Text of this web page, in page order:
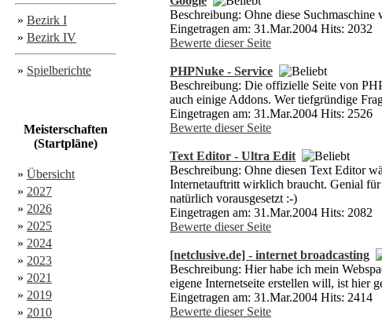
» Bezirk I
» Bezirk IV
» Spielberichte
Meisterschaften
(Startpläne)
» Übersicht
» 2027
» 2026
» 2025
» 2024
» 2023
» 2021
» 2019
» 2010
Beschreibung: Ohne diese
Eingetragen am: 31.Mar.2004 Hits: 2032
Bewerte dieser Seite
PHPNuke - Service
Beschreibung: Die offizielle Seite von
auch einige Addons. Wer tiefgründige
Eingetragen am: 31.Mar.2004 Hits: 2526
Bewerte dieser Seite
Text Editor - Ultra Edit
Beschreibung: Ohne diesen Text Editor
Internetauftritt wirklich braucht. Genial
natürlich vorausgesetzt :-)
Eingetragen am: 31.Mar.2004 Hits: 2082
Bewerte dieser Seite
[netclusive.de] - internet broadcasting
Beschreibung: Hier habe ich mein
eigene Internetseite erstellen will, ist hier
Eingetragen am: 31.Mar.2004 Hits: 2414
Bewerte dieser Seite